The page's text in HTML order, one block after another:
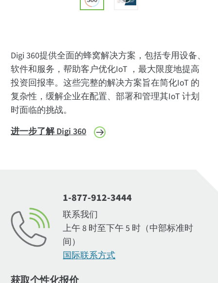
Digi 360提供全面的蜂窝解决方案，包括专用设备、
软件和服务，帮助客户优化IoT ，最大限度地提高
投资回报率。这些完整的解决方案旨在简化IoT 的
复杂性，缓解企业在配置、部署和管理其IoT 计划
时面临的挑战。
进一步了解 Digi 360
1-877-912-3444
联系我们
上午 8 时至下午 5 时（中部标准时
间）
国际联系方式